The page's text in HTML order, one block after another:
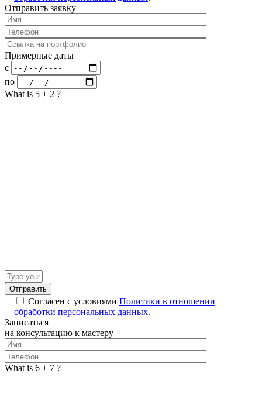
4
Отправить заявку
Примерные даты
c
по
What is 5 + 2 ?
Answer
for
5
2
Согласен с условиями Политики в отношении
обработки персональных данных.
Записаться
на консультацию к мастеру
What is 6 + 7 ?